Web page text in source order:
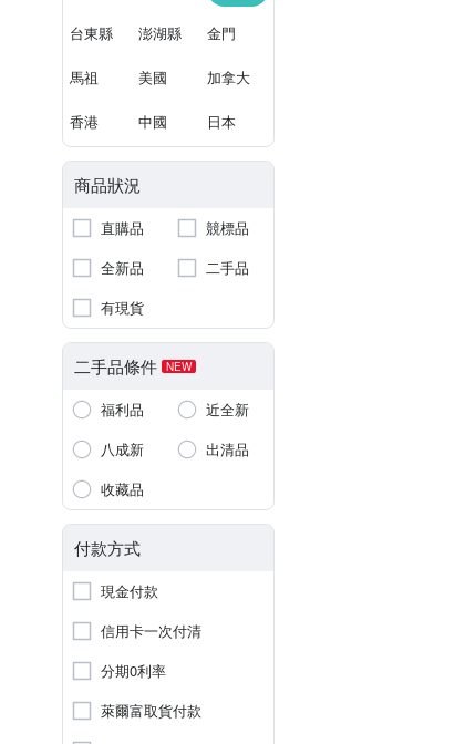
台東縣 澎湖縣 金門
馬祖 美國 加拿大
香港 中國 日本
商品狀況
直購品
競標品
全新品
二手品
有現貨
二手品條件 NEW
福利品
近全新
八成新
出清品
收藏品
付款方式
現金付款
信用卡一次付清
分期0利率
萊爾富取貨付款